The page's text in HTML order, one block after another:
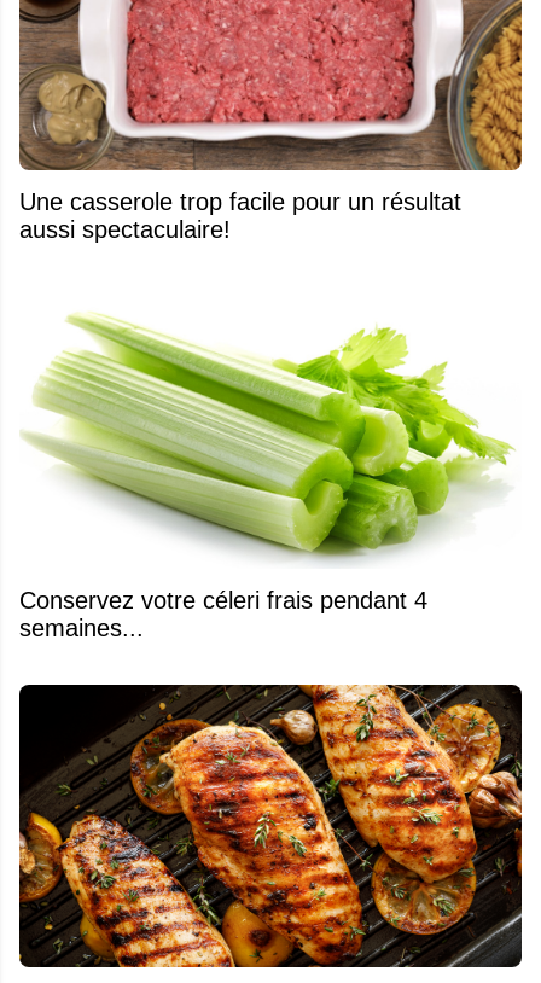
Une casserole trop facile pour un résultat
aussi spectaculaire!
Conservez votre céleri frais pendant 4
semaines...